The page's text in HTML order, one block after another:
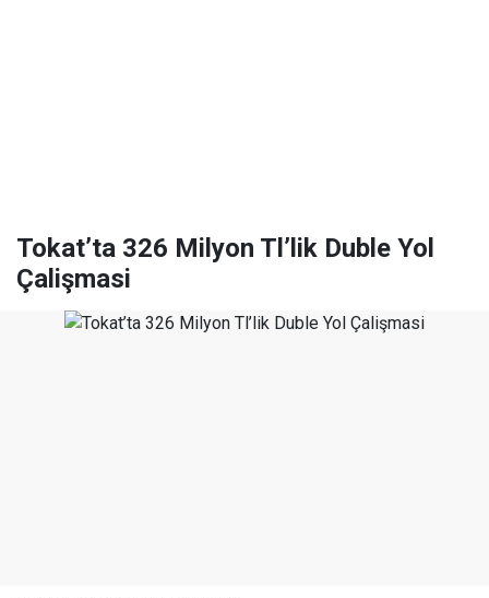
Tokat’ta 326 Milyon Tl’lik Duble Yol
Çalişmasi